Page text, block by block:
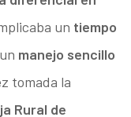
un tiempo
manejo sencillo
tomada la
Rural de